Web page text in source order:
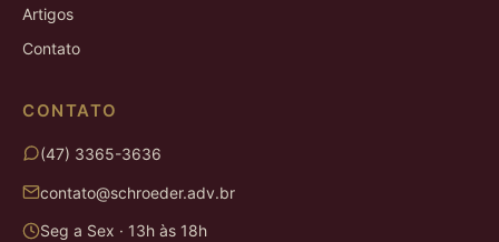
Artigos
Contato
CONTATO
(47) 3365-3636
contato@schroeder.adv.br
Seg a Sex · 13h às 18h